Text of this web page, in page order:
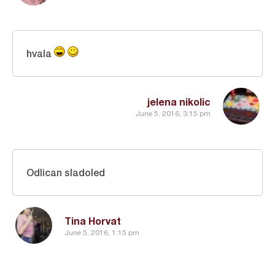
jelena nikolic
June 5, 2016, 3:15 pm
hvala
Tina Horvat
June 5, 2016, 1:15 pm
Odlican sladoled